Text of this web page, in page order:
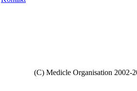
(C) Medicle Organisation 2002-